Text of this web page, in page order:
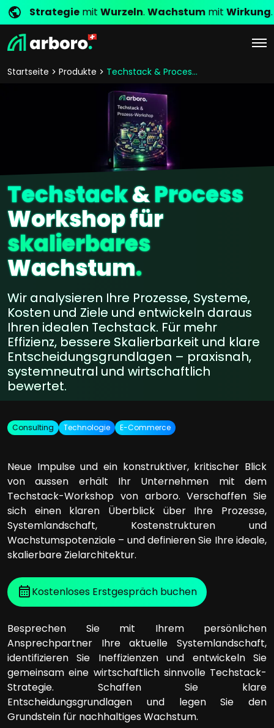
Strategie mit Wurzeln. Wachstum mit Wirkung.
Startseite Produkte Techstack & Process Workshop
Techstack&Process
Workshop für
skalierbares
Wachstum.
Wir analysieren Ihre Prozesse, Systeme,
Kosten und Ziele und entwickeln daraus
Ihren idealen Techstack. Für mehr
Effizienz, bessere Skalierbarkeit und klare
Entscheidungsgrundlagen – praxisnah,
systemneutral und wirtschaftlich
bewertet.
Consulting Technologie E-Commerce
Neue Impulse und ein konstruktiver, kritischer Blick
von aussen erhält Ihr Unternehmen mit dem
Techstack-Workshop von arboro. Verschaffen Sie
sich einen klaren Überblick über Ihre Prozesse,
Systemlandschaft, Kostenstrukturen und
Wachstumspotenziale – und definieren Sie Ihre ideale,
skalierbare Zielarchitektur.
Kostenloses Erstgespräch buchen
Besprechen Sie mit Ihrem persönlichen
Ansprechpartner Ihre aktuelle Systemlandschaft,
identifizieren Sie Ineffizienzen und entwickeln Sie
gemeinsam eine wirtschaftlich sinnvolle Techstack-
Strategie. Schaffen Sie klare
Entscheidungsgrundlagen und legen Sie den
Grundstein für nachhaltiges Wachstum.